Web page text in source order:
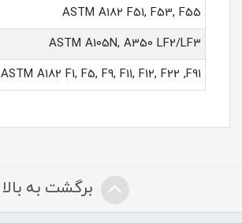
ASTM A182 F51, F53, F55
ASTM A105N, A350 LF2/LF3
ASTM A182 F1, F5, F9, F11, F12, F22 ,F91
برگشت به بالا